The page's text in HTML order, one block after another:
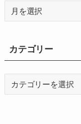
ブ
カテゴリー